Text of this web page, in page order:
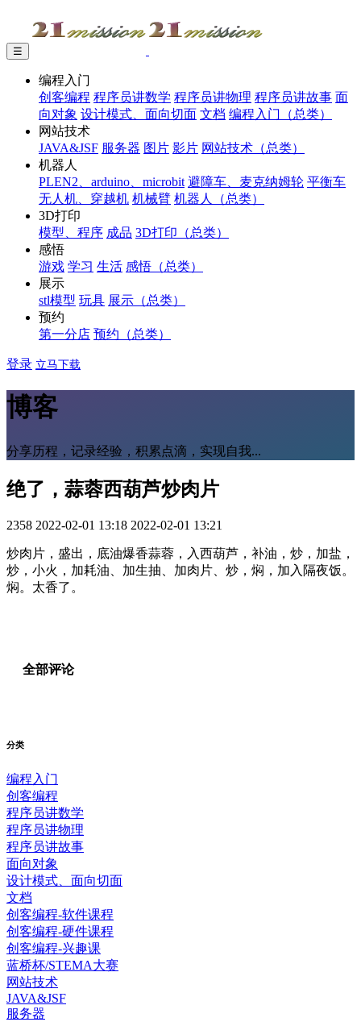
☰
编程入门
创客编程 程序员讲数学 程序员讲物理 程序员讲故事 面
向对象 设计模式、面向切面 文档 编程入门（总类）
网站技术
JAVA&JSF 服务器 图片 影片 网站技术（总类）
机器人
PLEN2、arduino、microbit 避障车、麦克纳姆轮 平衡车
无人机、穿越机 机械臂 机器人（总类）
3D打印
模型、程序 成品 3D打印（总类）
感悟
游戏 学习 生活 感悟（总类）
展示
stl模型 玩具 展示（总类）
预约
第一分店 预约（总类）
登录 立马下载
博客
分享历程，记录经验，积累点滴，实现自我...
绝了，蒜蓉西葫芦炒肉片
2358 2022-02-01 13:18 2022-02-01 13:21
炒肉片，盛出，底油爆香蒜蓉，入西葫芦，补油，炒，加盐，
炒，小火，加耗油、加生抽、加肉片、炒，焖，加入隔夜饭。
焖。太香了。
全部评论
分类
编程入门
创客编程
程序员讲数学
程序员讲物理
程序员讲故事
面向对象
设计模式、面向切面
文档
创客编程-软件课程
创客编程-硬件课程
创客编程-兴趣课
蓝桥杯/STEMA大赛
网站技术
JAVA&JSF
服务器